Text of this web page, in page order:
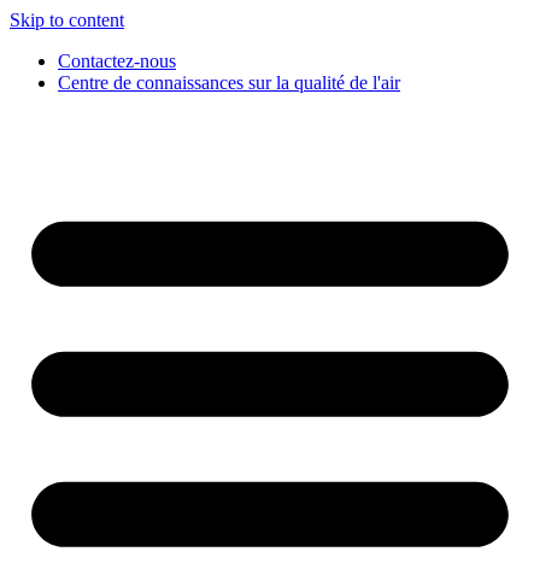
Skip to content
Contactez-nous
Centre de connaissances sur la qualité de l'air